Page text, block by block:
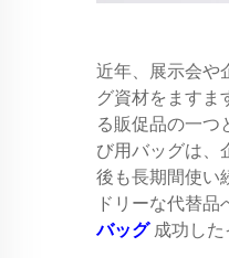
近年、展示会や
グ資材をますま
る販促品の一つ
び用バッグは、
後も長期間使い
ドリーな代替
バッグ 成功した